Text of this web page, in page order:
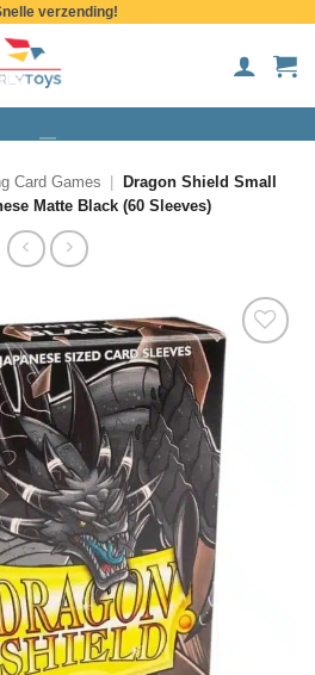
verzending!
Card Games
Dragon Shield Small
Matte Black (60 Sleeves)